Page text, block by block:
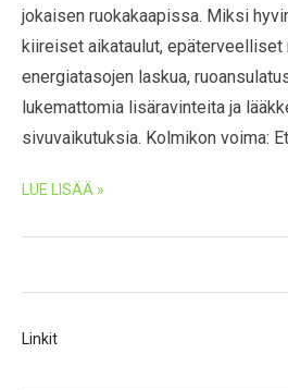
jokaisen ruokakaapissa. Miksi
kiireiset aikataulut,
energiatasojen laskua,
lukemattomia lisäravinteita ja
sivuvaikutuksia. Kolmikon voima:
LUE LISÄÄ »
Linkit